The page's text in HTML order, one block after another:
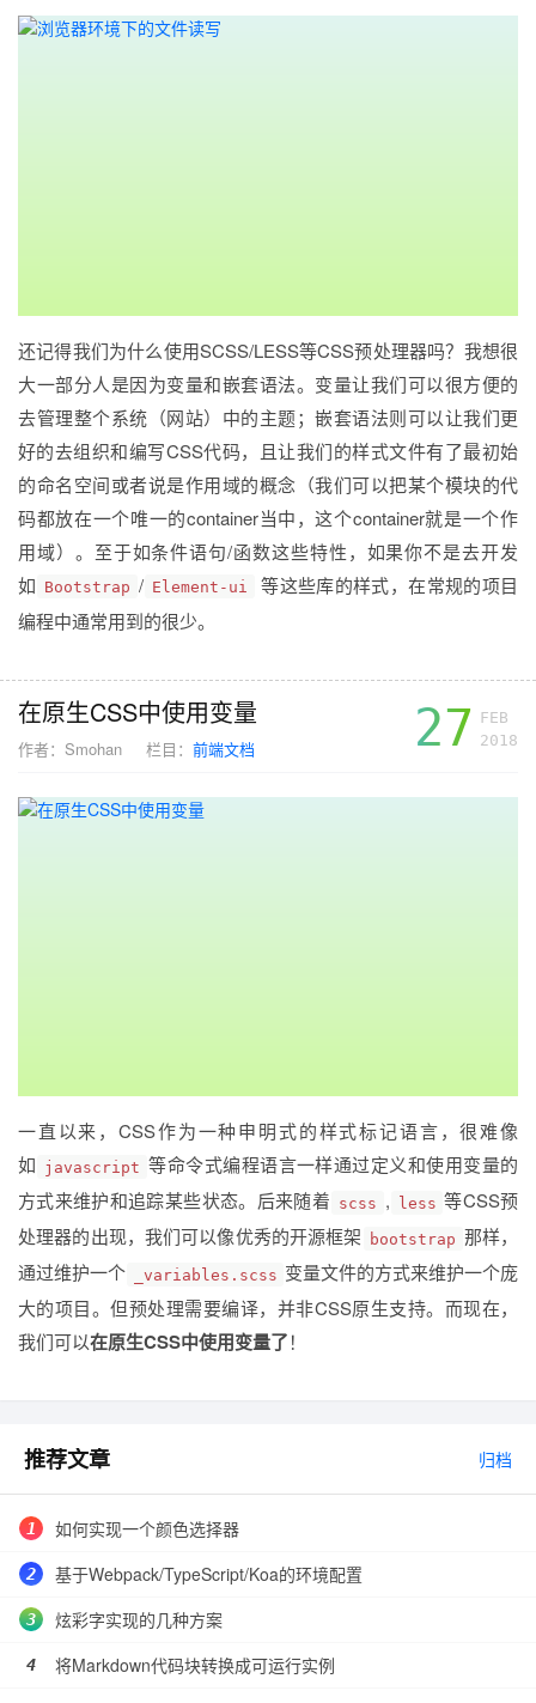
还记得我们为什么使用SCSS/LESS等CSS预处理器吗？我想很
大一部分人是因为变量和嵌套语法。变量让我们可以很方便的
去管理整个系统（网站）中的主题；嵌套语法则可以让我们更
好的去组织和编写CSS代码，且让我们的样式文件有了最初始
的命名空间或者说是作用域的概念（我们可以把某个模块的代
码都放在一个唯一的container当中，这个container就是一个作
用域）。至于如条件语句/函数这些特性，如果你不是去开发
如 Bootstrap / Element-ui
等这些库的样式，在常规的项目
编程中通常用到的很少。
在原生CSS中使用变量
作者： Smohan 栏目： 前端文档 27 FEB
2018
一直以来，CSS作为一种申明式的样式标记语言，很难像
如 javascript 等命令式编程语言一样通过定义和使用变量的
方式来维护和追踪某些状态。后来随着 scss , less 等CSS预
处理器的出现，我们可以像优秀的开源框架
bootstrap 那样，
通过维护一个
_variables.scss 变量文件的方式来维护一个庞
大的项目。但预处理需要编译，并非CSS原生支持。而现在，
我们可以在原生CSS中使用变量了！
推荐文章 归档
如何实现一个颜色选择器
基于Webpack/TypeScript/Koa的环境配置
炫彩字实现的几种方案
将Markdown代码块转换成可运行实例